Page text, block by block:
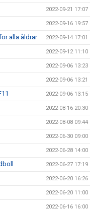
2022-09-21 17:07
2022-09-16 19:57
alla åldrar 2022-09-14 17:01
2022-09-12 11:10
2022-09-06 13:23
2022-09-06 13:21
2022-09-06 13:15
2022-08-16 20:30
2022-08-08 09:44
2022-06-30 09:00
2022-06-28 14:00
2022-06-27 17:19
2022-06-20 16:26
2022-06-20 11:00
2022-06-16 16:00